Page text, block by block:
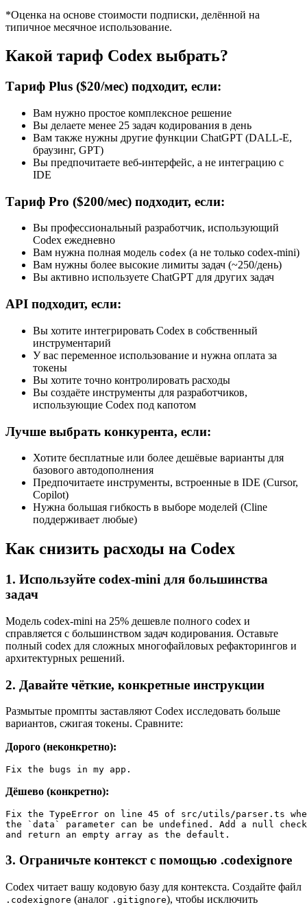
*Оценка на основе стоимости подписки, делённой на
типичное месячное использование.
Какой тариф Codex выбрать?
Тариф Plus ($20/мес) подходит, если:
Вам нужно простое комплексное решение
Вы делаете менее 25 задач кодирования в день
Вам также нужны другие функции ChatGPT (DALL-E,
браузинг, GPT)
Вы предпочитаете веб-интерфейс, а не интеграцию с
IDE
Тариф Pro ($200/мес) подходит, если:
Вы профессиональный разработчик, использующий
Codex ежедневно
Вам нужна полная модель codex (а не только codex-mini)
Вам нужны более высокие лимиты задач (~250/день)
Вы активно используете ChatGPT для других задач
API подходит, если:
Вы хотите интегрировать Codex в собственный
инструментарий
У вас переменное использование и нужна оплата за
токены
Вы хотите точно контролировать расходы
Вы создаёте инструменты для разработчиков,
использующие Codex под капотом
Лучше выбрать конкурента, если:
Хотите бесплатные или более дешёвые варианты для
базового автодополнения
Предпочитаете инструменты, встроенные в IDE (Cursor,
Copilot)
Нужна большая гибкость в выборе моделей (Cline
поддерживает любые)
Как снизить расходы на Codex
1. Используйте codex-mini для большинства
задач
Модель codex-mini на 25% дешевле полного codex и
справляется с большинством задач кодирования. Оставьте
полный codex для сложных многофайловых рефакторингов и
архитектурных решений.
2. Давайте чёткие, конкретные инструкции
Размытые промпты заставляют Codex исследовать больше
вариантов, сжигая токены. Сравните:
Дорого (неконкретно):
Дёшево (конкретно):
Fix the TypeError on line 45 of src/utils/parser.ts
the `data` parameter can be undefined. Add a null check
3. Ограничьте контекст с помощью .codexignore
Codex читает вашу кодовую базу для контекста. Создайте файл
.codexignore (аналог .gitignore), чтобы исключить